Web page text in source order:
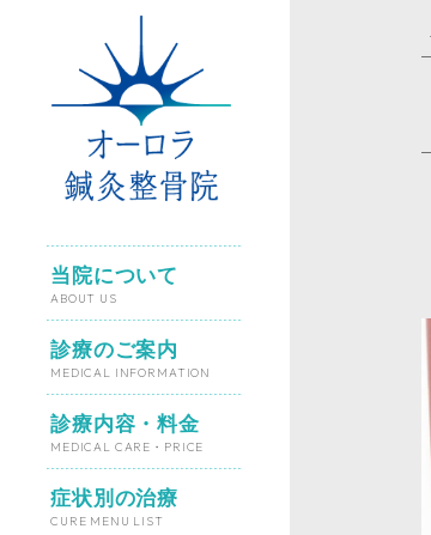
当院について
ABOUT US
診療のご案内
MEDICAL INFORMATION
診療内容・料金
MEDICAL CARE・PRICE
症状別の治療
CURE MENU LIST